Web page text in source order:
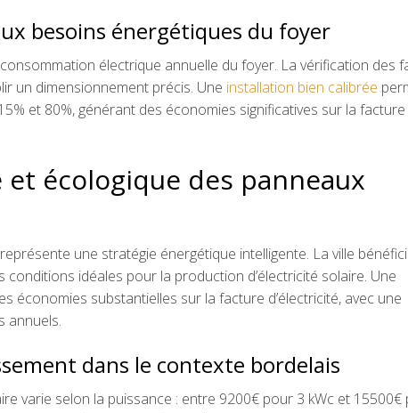
besoins énergétiques du foyer
électrique annuelle du foyer. La vérification des
un dimensionnement précis. Une installation bien calibrée
et 80%, générant des économies significatives sur la facture
écologique des panneaux
une stratégie énergétique intelligente. La ville
conditions idéales pour la production d’électricité solaire. Une
économies substantielles sur la facture d’électricité, avec une
annuels.
dans le contexte bordelais
varie selon la puissance : entre 9200€ pour 3 kWc et 15500€